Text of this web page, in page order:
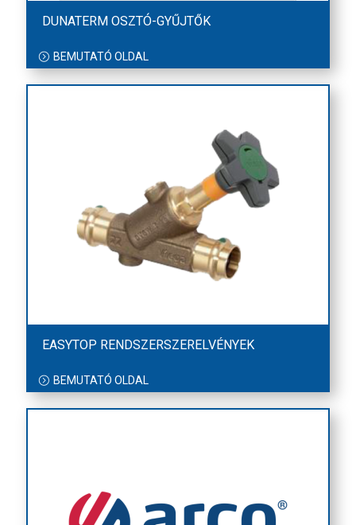
DUNATERM OSZTÓ-GYŰJTŐK
BEMUTATÓ OLDAL
EASYTOP RENDSZERSZERELVÉNYEK
BEMUTATÓ OLDAL